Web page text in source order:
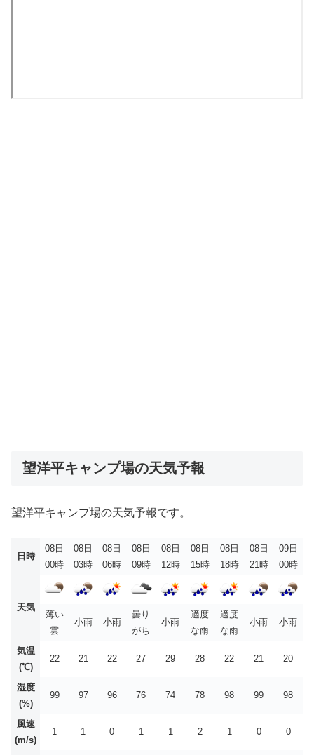
望洋平キャンプ場の天気予報
望洋平キャンプ場の天気予報です。
日時
08日
00時
08日
03時
08日
06時
08日
09時
08日
12時
08日
15時
08日
18時
08日
21時
09日
00時
天気
薄い
雲
小雨 小雨
曇り
がち
小雨
適度
な雨
適度
な雨
小雨 小雨
気温
(℃)
22 21 22 27 29 28 22 21 20
湿度
(%)
99 97 96 76 74 78 98 99 98
風速
(m/s)
1 1 0 1 1 2 1 0 0